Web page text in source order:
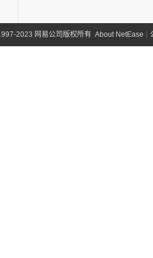
2023 网易公司版权所有 About NetEase